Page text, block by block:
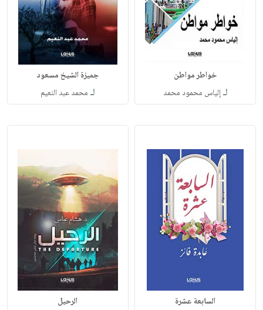
خواطر مواطن
لـإلياس محمود محمد
جميزة الشيخ مسعود
لـ محمد عبد النعيم
السابعة عشرة الرحيل